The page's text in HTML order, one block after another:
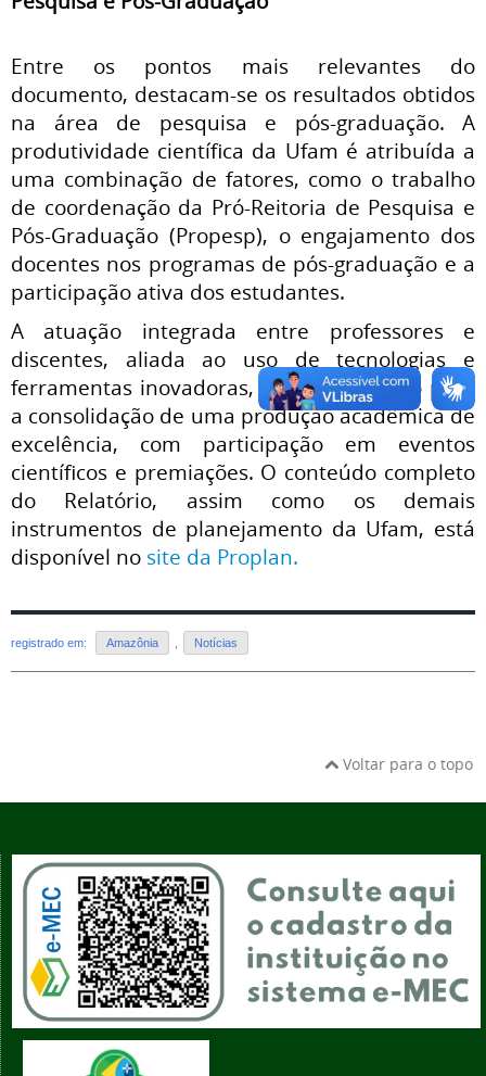
Entre os pontos mais relevantes do
documento, destacam-se os resultados obtidos
na área de pesquisa e pós-graduação. A
produtividade científica da Ufam é atribuída a
uma combinação de fatores, como o trabalho
de coordenação da Pró-Reitoria de Pesquisa e
Pós-Graduação (Propesp), o engajamento dos
docentes nos programas de pós-graduação e a
participação ativa dos estudantes.
A atuação integrada entre professores e
discentes, aliada ao uso de tecnologias e
ferramentas inovadoras, têm contribuído para
a consolidação de uma produção acadêmica de
excelência, com participação em eventos
científicos e premiações. O conteúdo completo
do Relatório, assim como os demais
instrumentos de planejamento da Ufam, está
disponível no site da Proplan.
registrado em: Amazônia Notícias
Voltar para o topo